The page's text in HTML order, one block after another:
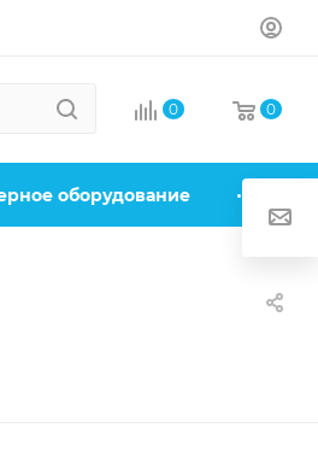
0 0
оборудование